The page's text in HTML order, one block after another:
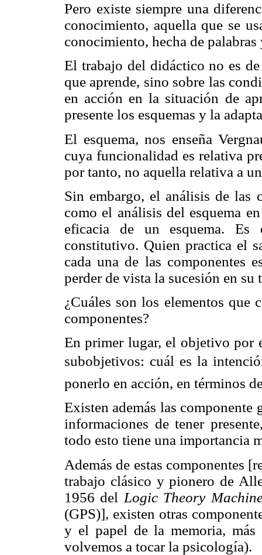
Pero existe siempre una
conocimiento, aquella que se
conocimiento, hecha de
El trabajo del didáctico no es
que aprende, sino sobre las
en acción en la situación de
presente los esquemas y la
El esquema, nos enseña
cuya funcionalidad es relativa
por tanto, no aquella relativa a
Sin embargo, el análisis de las
como el análisis del esquema
eficacia de un esquema. Es
constitutivo. Quien practica el
cada una de las componentes
perder de vista la sucesión en su
¿Cuáles son los elementos que
componentes?
En primer lugar, el objetivo por
subobjetivos: cuál es la
ponerlo en acción, en términos
Existen además las componente
informaciones de tener
todo esto tiene una importancia
Además de estas componentes
trabajo clásico y pionero de
1956 del Logic Theory
(GPS)], existen otras
y el papel de la memoria,
volvemos a tocar la psicología).